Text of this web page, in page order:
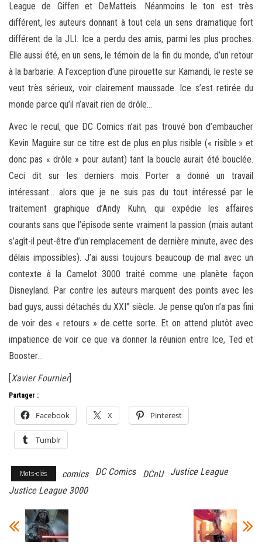
League de Giffen et DeMatteis. Néanmoins le ton est très
différent, les auteurs donnant à tout cela un sens dramatique fort
différent de la JLI. Ice a perdu des amis, parmi les plus proches.
Elle aussi été, en un sens, le témoin de la fin du monde, d’un retour
à la barbarie. A l’exception d’une pirouette sur Kamandi, le reste se
veut très sérieux, voir clairement maussade. Ice s’est retirée du
monde parce qu’il n’avait rien de drôle…
Avec le recul, que DC Comics n’ait pas trouvé bon d’embaucher
Kevin Maguire sur ce titre est de plus en plus risible (« risible » et
donc pas « drôle » pour autant) tant la boucle aurait été bouclée.
Ceci dit sur les derniers mois Porter a donné un travail
intéressant… alors que je ne suis pas du tout intéressé par le
traitement graphique d’Andy Kuhn, qui expédie les affaires
courants sans que l’épisode sente vraiment la passion (mais autant
s’agît-il peut-être d’un remplacement de dernière minute, avec des
délais impossibles). J’ai aussi toujours beaucoup de mal avec un
contexte à la Camelot 3000 traité comme une planète façon
Disneyland. Par contre les auteurs marquent des points avec les
bad guys, aussi détachés du XXI° siècle. Je pense qu’on n’a pas fini
de voir des « retours » de cette sorte. Et on attend plutôt avec
impatience de voir ce que va donner la réunion entre Ice, Ted et
Booster…
[Xavier Fournier]
Partager :
Facebook X Pinterest
Tumblr
Mots-clés comics DC Comics DCnU
Justice League
Justice League 3000